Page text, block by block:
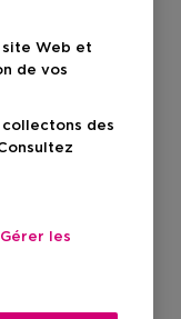
Web et
de vos
des
Gérer les